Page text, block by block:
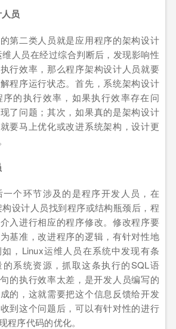
员
第二类人员就是应用程序的架构设计
人员在经过综合判断后，发现影响性
行效率，那么程序架构设计人员就要
程序运行状态。首先，系统架构设计
序的执行效率，如果执行效率存在问
了问题；其次，如果真的是架构设计
要马上优化或改进系统架构，设计更
个环节涉及的是程序开发人员，在
设计人员找到程序或结构瓶颈后，程
入进行相应的程序修改。修改程序要
基准，改进程序的逻辑，有针对性地
，Linux运维人员在系统中发现有条
系统资源，抓取这条执行的SQL语
的执行效率太差，是开发人员编写的
的，这就需要把这个信息反馈给开发
到这个问题后，可以有针对性的进行
程序代码的优化。